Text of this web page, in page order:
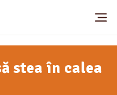
stea în calea